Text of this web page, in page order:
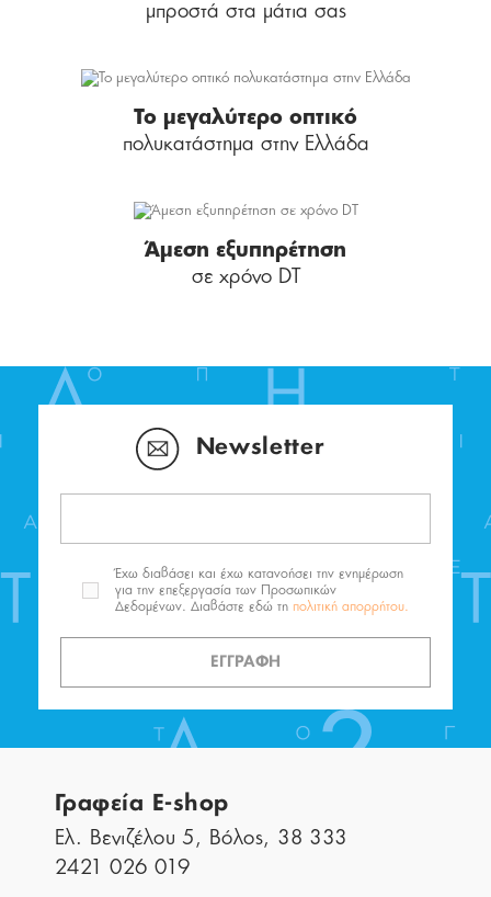
μπροστά στα μάτια σας
Το μεγαλύτερο οπτικό
πολυκατάστημα στην Ελλάδα
Άμεση εξυπηρέτηση
σε χρόνο DT
Newsletter
ΕΓΓΡΑΦΗ
Έχω διαβάσει και έχω κατανοήσει την ενημέρωση
για την επεξεργασία των Προσωπικών
Δεδομένων. Διαβάστε εδώ τη πολιτική απορρήτου.
Γραφεία E-shop
Ελ. Βενιζέλου 5, Βόλος, 38 333
2421 026 019